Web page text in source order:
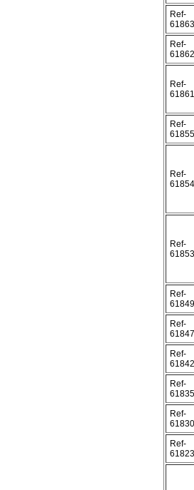
Ref-
Ref-
Ref-
Ref-
Ref-
Ref-
Ref-
Ref-
Ref-
Ref-
Ref-
Ref-